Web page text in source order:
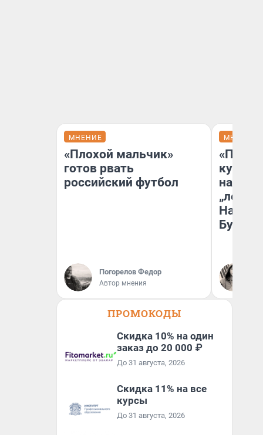
МНЕНИЕ
«Плохой мальчик»
готов рвать
российский футбол
Погорелов Федор
Автор мнения
МНЕНИЕ
«Пласт
На
ПРОМОКОДЫ
Скидка 10% на один
заказ до 20 000 ₽
До 31 августа, 2026
Скидка 11% на все
курсы
До 31 августа, 2026